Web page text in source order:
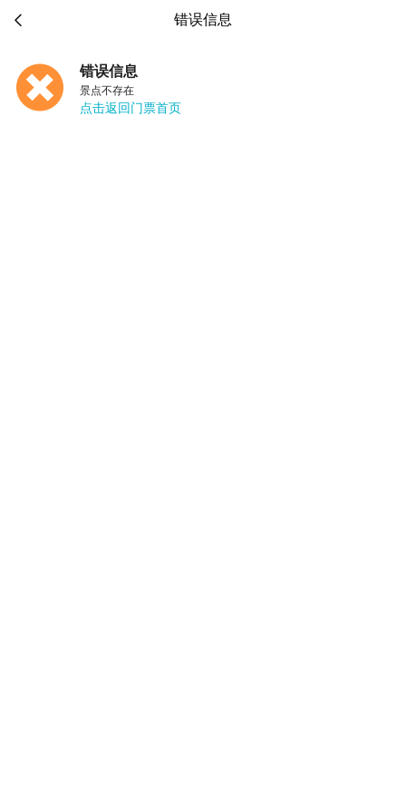
 错误信息
错误信息
景点不存在
点击返回门票首页